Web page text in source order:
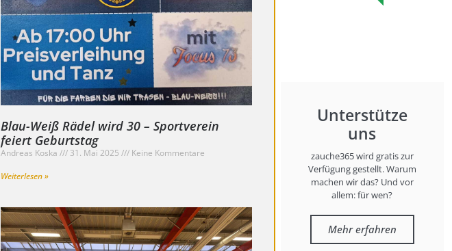
Blau-Weiß Rädel wird 30 – Sportverein
feiert Geburtstag
Andreas Koska 31. Mai 2025
Keine Kommentare
Weiterlesen »
Unterstütze
uns
zauche365 wird gratis zur
Verfügung gestellt. Warum
machen wir das? Und vor
allem: für wen?
Mehr erfahren